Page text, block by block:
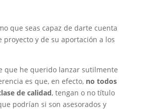
que seas capaz de darte cuenta
proyecto y de su aportación a los
que he querido lanzar sutilmente
es que, en efecto, no todos
de calidad, tengan o no título
podrían si son asesorados y